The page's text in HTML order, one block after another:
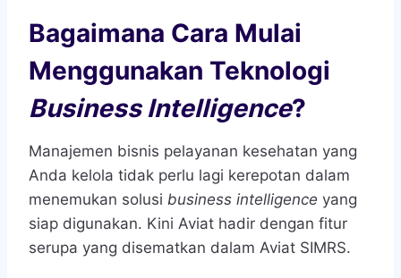
Bagaimana Cara Mulai
Menggunakan Teknologi
Business Intelligence?
Manajemen bisnis pelayanan kesehatan yang
Anda kelola tidak perlu lagi kerepotan dalam
menemukan solusi business intelligence yang
siap digunakan. Kini Aviat hadir dengan fitur
serupa yang disematkan dalam Aviat SIMRS.